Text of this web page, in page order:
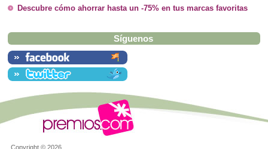
Descubre cómo ahorrar hasta un -75% en tus marcas favoritas
Síguenos
Copyright © 2026.